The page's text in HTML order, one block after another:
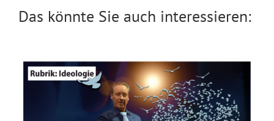
Das könnte Sie auch interessieren: